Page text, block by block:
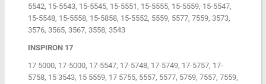
5542, 15-5543, 15-5545, 15-5551, 15-5555, 15-5559, 15-5547,
15-5548, 15-5558, 15-5858, 15-5552, 5559, 5577, 7559, 3573,
3576, 3565, 3567, 3558, 3543
INSPIRON 17
17 5000, 17-5000, 17-5547, 17-5748, 17-5749, 17-5757, 17-
5758, 15 3543, 15 5559, 17 5755, 5557, 5577, 5759, 7557, 7559,